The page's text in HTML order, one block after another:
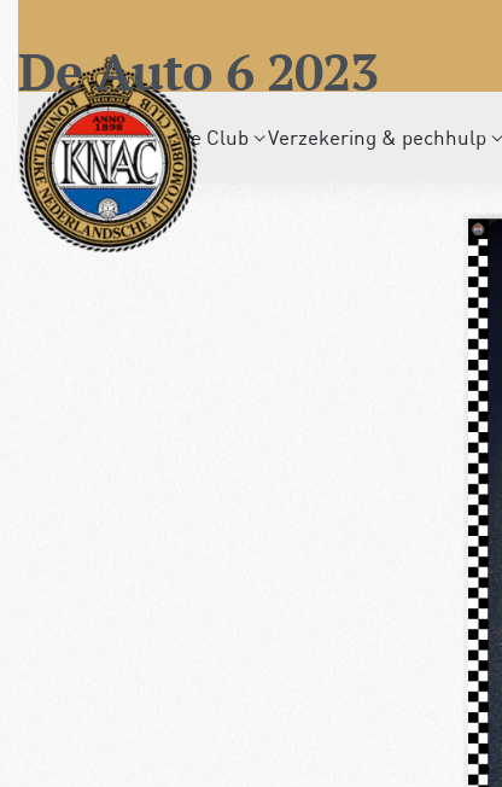
De Club Verzekering & pechhulp
De Auto 6 2023